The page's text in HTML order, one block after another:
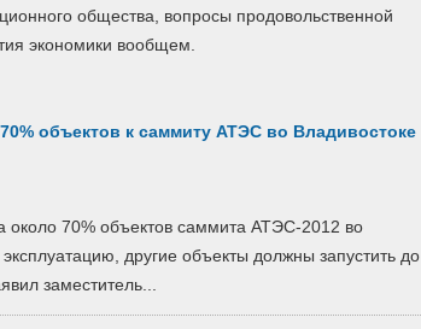
общества, вопросы продовольственной
экономики вообщем.
объектов к саммиту АТЭС во Владивостоке
около 70% объектов саммита АТЭС-2012 во
другие объекты должны запустить до
заместитель...